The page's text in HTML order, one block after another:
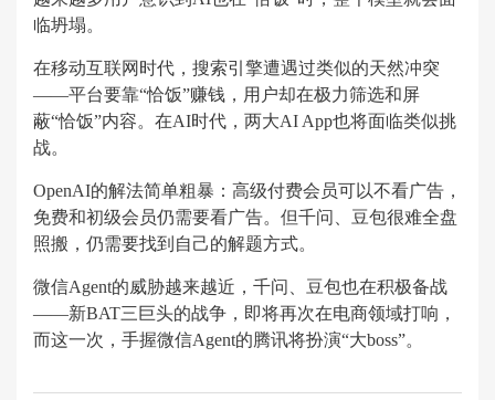
临坍塌。
在移动互联网时代，搜索引擎遭遇过类似的天然冲突
——平台要靠“恰饭”赚钱，用户却在极力筛选和屏
蔽“恰饭”内容。在AI时代，两大AI App也将面临类似挑
战。
OpenAI的解法简单粗暴：高级付费会员可以不看广告，
免费和初级会员仍需要看广告。但千问、豆包很难全盘
照搬，仍需要找到自己的解题方式。
微信Agent的威胁越来越近，千问、豆包也在积极备战
——新BAT三巨头的战争，即将再次在电商领域打响，
而这一次，手握微信Agent的腾讯将扮演“大boss”。